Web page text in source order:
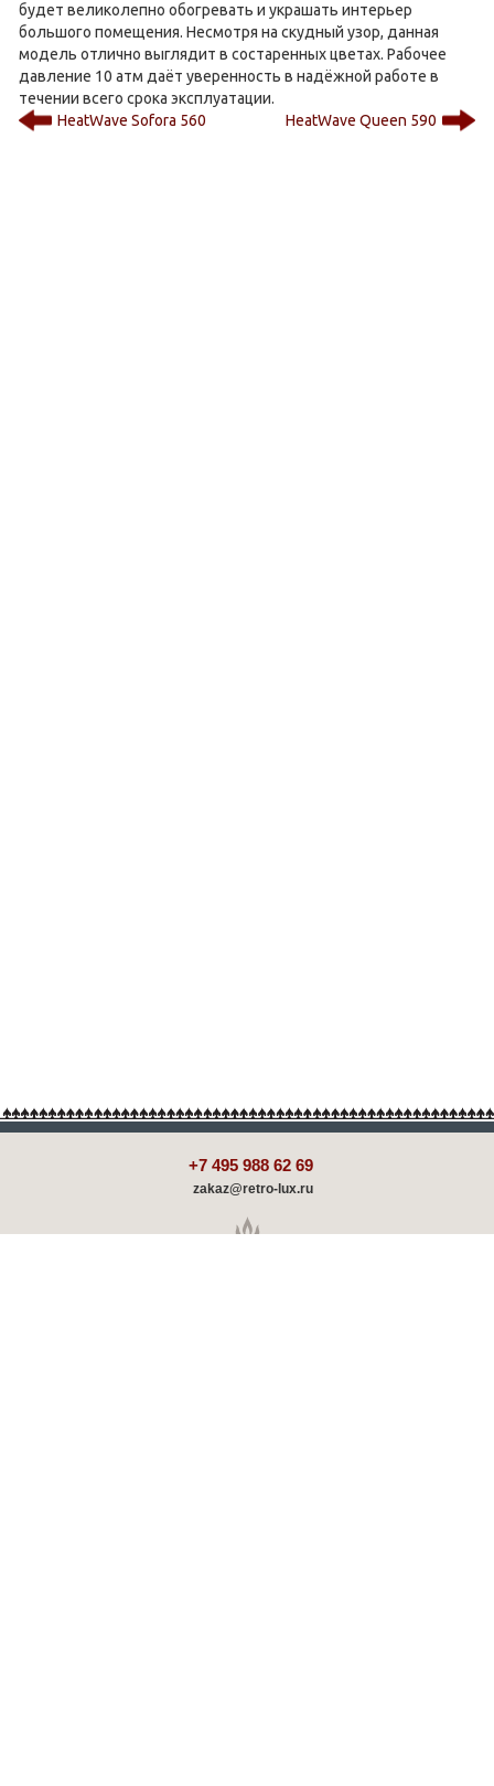
будет великолепно обогревать и украшать интерьер
большого помещения. Несмотря на скудный узор, данная
модель отлично выглядит в состаренных цветах. Рабочее
давление 10 атм даёт уверенность в надёжной работе в
течении всего срока эксплуатации.
HeatWave Sofora 560
HeatWave Queen 590
+7 495 988 62 69
zakaz@retro-lux.ru